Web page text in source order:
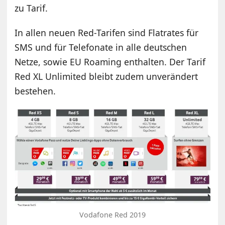
zu Tarif.
In allen neuen Red-Tarifen sind Flatrates für
SMS und für Telefonate in alle deutschen
Netze, sowie EU Roaming enthalten. Der Tarif
Red XL Unlimited bleibt zudem unverändert
bestehen.
Vodafone Red 2019